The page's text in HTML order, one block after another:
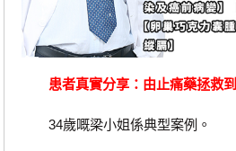
患者真實分享：由止痛藥拯救
34歲嘅梁小姐係典型案例。